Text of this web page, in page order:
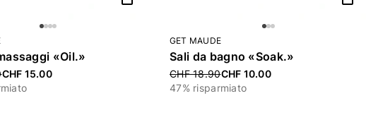
«Oil.»
from
CHF 15.00
GET MAUDE
Sali da bagno «Soak.»
Price reduced from
CHF 18.90CHF 10.00
47% risparmiato